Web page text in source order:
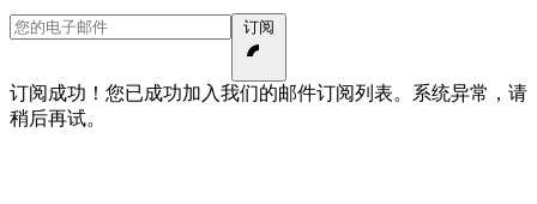
您的电子邮件
订阅成功！您已成功加入我们的邮件订阅列表。 系统异常，请
稍后再试。